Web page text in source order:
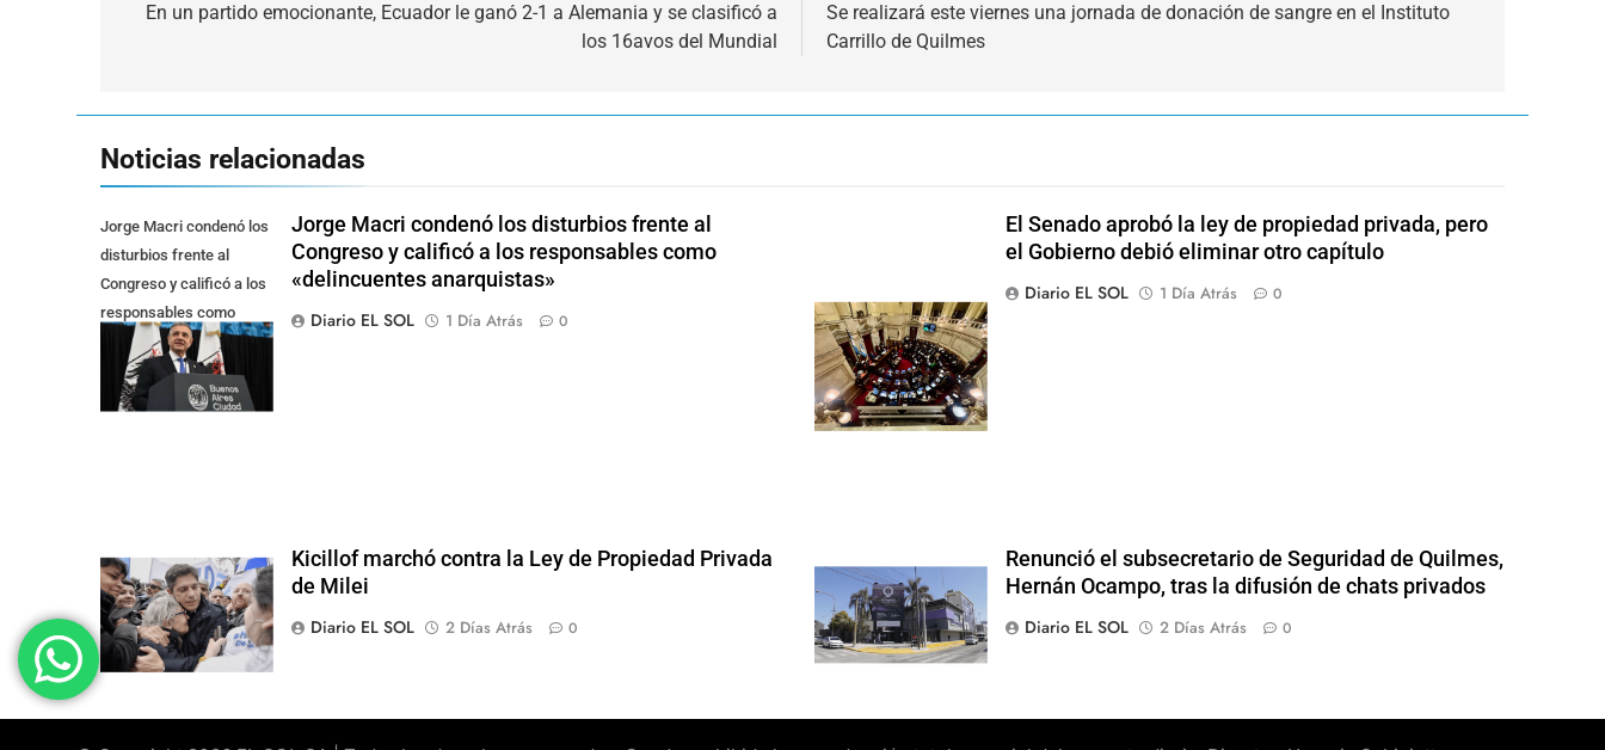
deEn un partido emocionante, Ecuador le ganó 2-1 a Alemania y se clasificó a
los 16avos del Mundial
Se realizará este viernes una jornada de donación de sangre en el Instituto
Carrillo de Quilmes
Noticias relacionadas
Jorge Macri condenó los
disturbios frente al
Congreso y calificó a los
responsables como
"delincuentes
anarquistas"
Jorge Macri condenó los disturbios frente al
Congreso y calificó a los responsables como
«delincuentes anarquistas»
Diario EL SOL
1 Día Atrás 0
El Senado aprobó la ley de propiedad privada, pero
el Gobierno debió eliminar otro capítulo
Diario EL SOL
1 Día Atrás 0
Kicillof marchó contra la Ley de Propiedad Privada
de Milei
Diario EL SOL
2 Días Atrás 0
Renunció el subsecretario de Seguridad de Quilmes,
Hernán Ocampo, tras la difusión de chats privados
Diario EL SOL
2 Días Atrás 0